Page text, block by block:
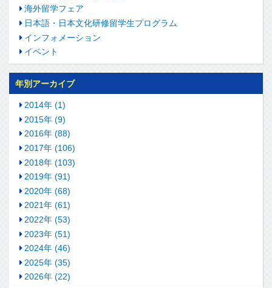
海外留学フェア
日本語・日本文化研修留学生プログラム
インフォメーション
イベント
年別アーカイブ
2014年 (1)
2015年 (9)
2016年 (88)
2017年 (106)
2018年 (103)
2019年 (91)
2020年 (68)
2021年 (61)
2022年 (53)
2023年 (51)
2024年 (46)
2025年 (35)
2026年 (22)